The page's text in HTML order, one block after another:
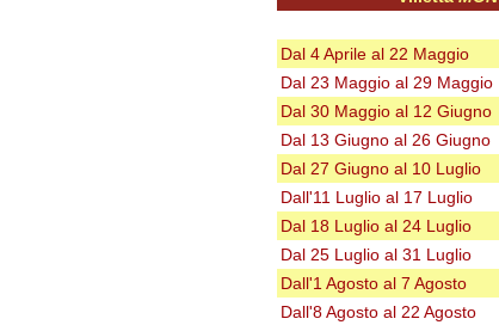
Dal 4 Aprile al 22 Maggio
Dal 23 Maggio al 29 Maggio
Dal 30 Maggio al 12 Giugno
Dal 13 Giugno al 26 Giugno
Dal 27 Giugno al 10 Luglio
Dall'11 Luglio al 17 Luglio
Dal 18 Luglio al 24 Luglio
Dal 25 Luglio al 31 Luglio
Dall'1 Agosto al 7 Agosto
Dall'8 Agosto al 22 Agosto